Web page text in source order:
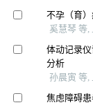
不孕（育
奚慧琴 等,
体动记录
分析
孙晨寅 等,
焦虑障碍